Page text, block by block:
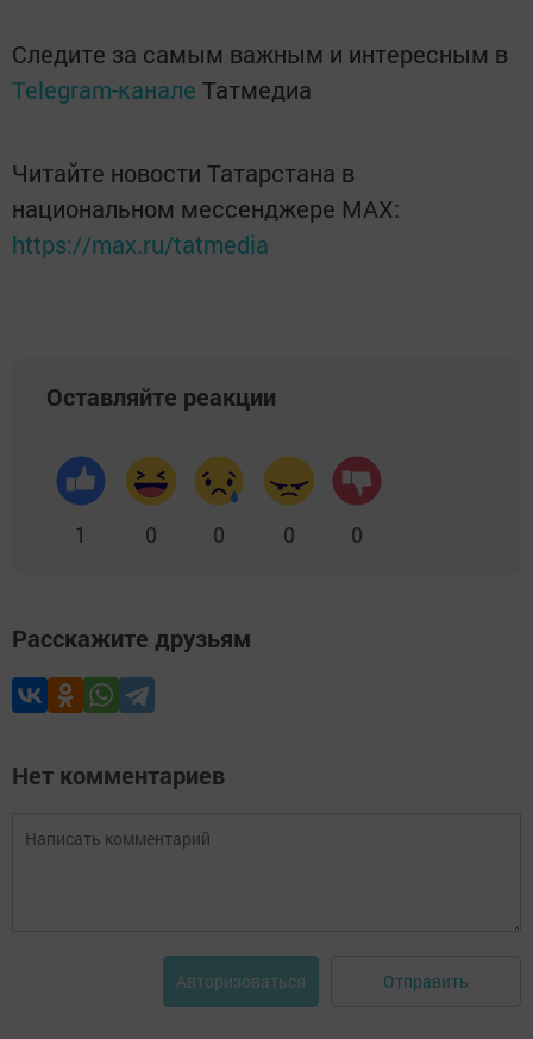
Следите за самым важным и интересным в
Telegram-канале Татмедиа
Читайте новости Татарстана в
национальном мессенджере MАХ:
https://max.ru/tatmedia
Оставляйте реакции
1 0 0 0 0
Расскажите друзьям
Нет комментариев
Авторизоваться Отправить